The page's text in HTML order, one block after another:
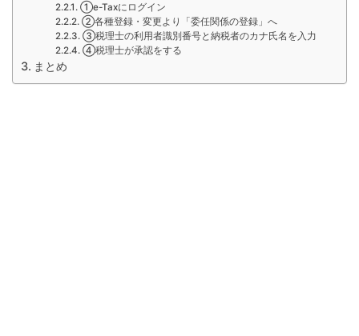
①e-Taxにログイン
②各種登録・変更より「委任関係の登録」へ
③税理士の利用者識別番号と納税者のカナ氏名を入力
④税理士が承認をする
まとめ